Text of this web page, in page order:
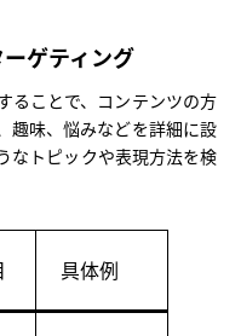
ゲティング
ることで、コンテンツの方
趣味、悩みなどを詳細に設
なトピックや表現方法を検
具体例